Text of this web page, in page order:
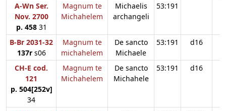
A-Wn Ser.
Nov. 2700
p. 45831
Magnum te
Michahelem
Michaelis
archangeli
53:191
B-Br 2031-32
137rs06
Magnum te
michahelem
De sancto
Michaele
53:191 d16
CH-E cod.
121
p. 504[252v]
34
Magnum te
Michahelem
De sancto
Michahele
53:191 d16